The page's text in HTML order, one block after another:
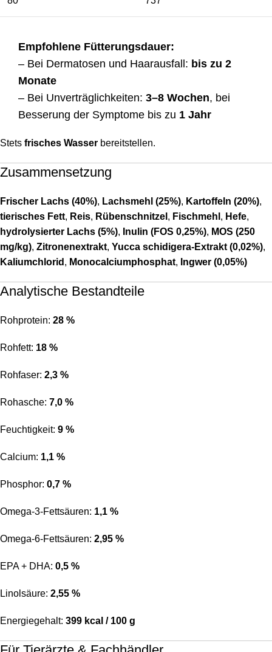
Empfohlene Fütterungsdauer:
– Bei Dermatosen und Haarausfall: bis zu 2
Monate
– Bei Unverträglichkeiten: 3–8 Wochen, bei
Besserung der Symptome bis zu 1 Jahr
Stets frisches Wasser bereitstellen.
Zusammensetzung
Frischer Lachs (40%), Lachsmehl (25%), Kartoffeln (20%),
tierisches Fett, Reis, Rübenschnitzel , Fischmehl , Hefe,
hydrolysierter Lachs (5%), Inulin (FOS 0,25%), MOS (250
mg/kg), Zitronenextrakt, Yucca schidigera-Extrakt (0,02%),
Kaliumchlorid , Monocalciumphosphat, Ingwer (0,05%)
Analytische Bestandteile
Rohprotein: 28 %
Rohfett: 18 %
Rohfaser: 2,3 %
Rohasche: 7,0 %
Feuchtigkeit: 9 %
Calcium: 1,1 %
Phosphor: 0,7 %
Omega-3-Fettsäuren: 1,1 %
Omega-6-Fettsäuren: 2,95 %
EPA + DHA: 0,5 %
Linolsäure: 2,55 %
Energiegehalt: 399 kcal / 100 g